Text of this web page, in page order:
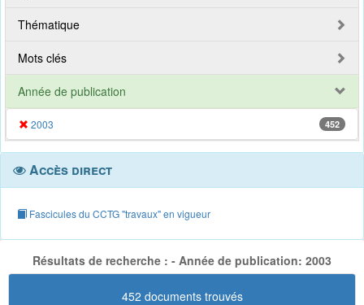
Thématique
Mots clés
Année de publication
2003 452
Accès direct
Fascicules du CCTG "travaux" en vigueur
Résultats de recherche : - Année de publication: 2003
452 documents trouvés